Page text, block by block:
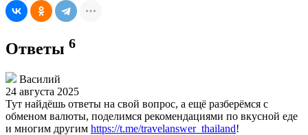
Ответы 6
Василий
24 августа 2025
Тут найдёшь ответы на свой вопрос, а ещё разберёмся с
обменом валюты, поделимся рекомендациями по вкусной еде
и многим другим https://t.me/travelanswer_thailand!